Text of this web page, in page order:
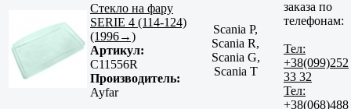
Стекло на фару
SERIE 4 (114-124)
(1996→)
Артикул:
C11556R
Производитель:
Ayfar
Scania P,
Scania R,
Scania G,
Scania T
заказа по
телефонам:
Тел:
+38(099)252
33 32
Тел:
+38(068)488